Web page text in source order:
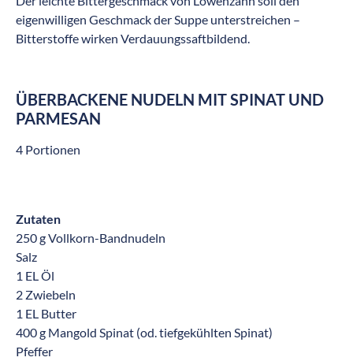
eigenwilligen Geschmack der Suppe unterstreichen –
Bitterstoffe wirken Verdauungssaftbildend.
ÜBERBACKENE NUDELN MIT SPINAT UND
PARMESAN
4 Portionen
Zutaten
250 g Vollkorn-Bandnudeln
Salz
1 EL Öl
2 Zwiebeln
1 EL Butter
400 g Mangold Spinat (od. tiefgekühlten Spinat)
Pfeffer